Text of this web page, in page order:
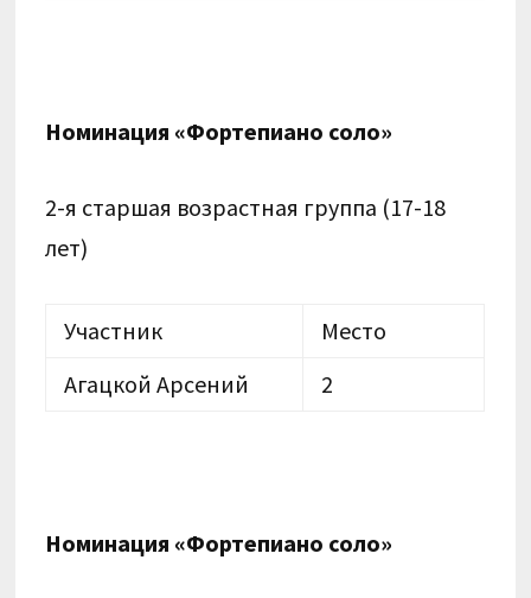
Номинация «Фортепиано соло»
2-я старшая возрастная группа (17-18
лет)
Участник
Место
Агацкой Арсений
2
Номинация «Фортепиано соло»